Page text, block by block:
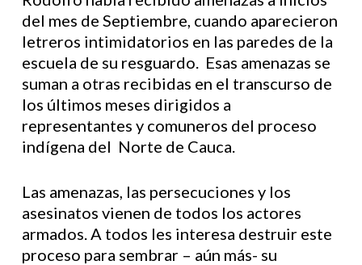
del mes de Septiembre, cuando aparecieron
letreros intimidatorios en las paredes de la
escuela de su resguardo. Esas amenazas se
suman a otras recibidas en el transcurso de
los últimos meses dirigidos a
representantes y comuneros del proceso
indígena del Norte de Cauca.
Las amenazas, las persecuciones y los
asesinatos vienen de todos los actores
armados. A todos les interesa destruir este
proceso para sembrar – aún más- su